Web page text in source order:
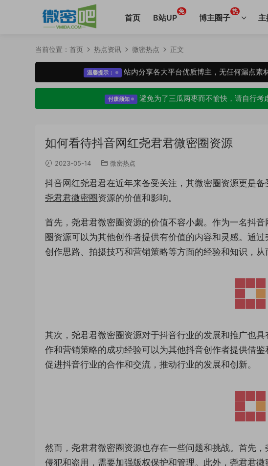
首页 B站UP
免
博主圈子
热
主
当前位置： 首页 热点资讯 微密热点 正文
温馨提示： 站内分享各大平台优质博主，无任何漏点素
付废须知 避免为了三瓜两枣而不愉快，请自行考
如何看待抖音网红尧君君微密圈资源
2023-05-14 微密热点
抖音网红尧君君在近年来备受关注，其微密圈资源更是
尧君君微密圈资源的价值和影响。
首先，尧君君微密圈资源的价值不容小觑。作为一名抖
圈资源可以为其他创作者提供有价值的内容和灵感。通
创作思路、拍摄技巧和营销策略等方面的经验和知识，从
其次，尧君君微密圈资源对于抖音行业的发展和推广也
作和营销策略的成功经验可以为其他抖音创作者提供借
促进抖音行业的合作和交流，推动行业的发展和创新。
然而，尧君君微密圈资源也存在一些问题和挑战。首先
侵犯和盗用，需要加强版权保护和管理。此外，尧君君